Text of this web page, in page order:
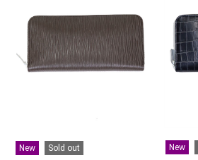
New Sold out New